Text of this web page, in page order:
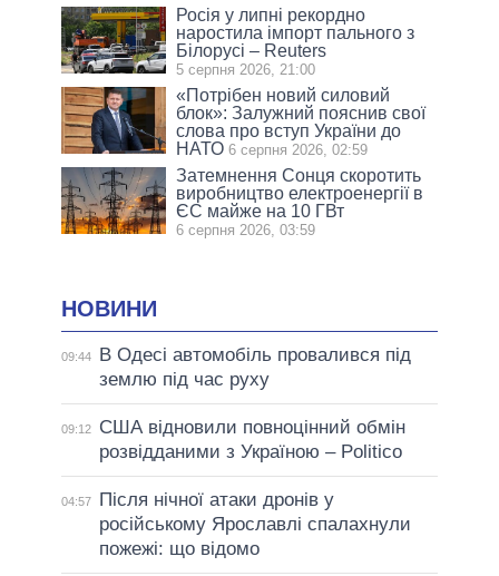
Росія у липні рекордно
наростила імпорт пального з
Білорусі – Reuters
5 серпня 2026, 21:00
«Потрібен новий силовий
блок»: Залужний пояснив свої
слова про вступ України до
НАТО 6 серпня 2026, 02:59
Затемнення Сонця скоротить
виробництво електроенергії в
ЄС майже на 10 ГВт
6 серпня 2026, 03:59
НОВИНИ
09:44
В Одесі автомобіль провалився під
землю під час руху
09:12
США відновили повноцінний обмін
розвідданими з Україною – Politico
04:57
Після нічної атаки дронів у
російському Ярославлі спалахнули
пожежі: що відомо